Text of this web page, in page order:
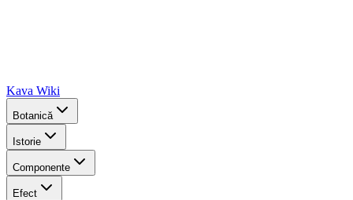
Kava Wiki
Botanică
Istorie
Componente
Efect